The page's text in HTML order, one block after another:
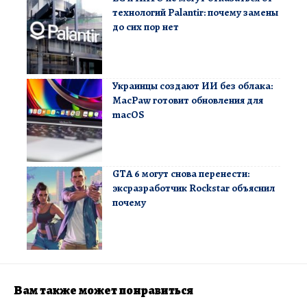
технологий Palantir: почему замены
до сих пор нет
Украинцы создают ИИ без облака:
MacPaw готовит обновления для
macOS
GTA 6 могут снова перенести:
эксразработчик Rockstar объяснил
почему
Вам также может понравиться